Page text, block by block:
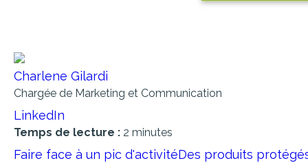
Charlene Gilardi
Chargée de Marketing et Communication
LinkedIn
Temps de lecture : 2 minutes
Faire face à un pic d'activitéDes produits